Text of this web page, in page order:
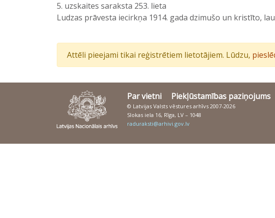
5. uzskaites saraksta 253. lieta
Ludzas prāvesta iecirkņa 1914. gada dzimušo un kristīto,
Attēli pieejami tikai reģistrētiem lietotājiem. Lūdzu,
Par vietni Piekļūstamības paziņojums
© Latvijas Valsts vēstures arhīvs 2007-2026
Slokas iela 16, Rīga, LV – 1048
raduraksti@arhivi.gov.lv